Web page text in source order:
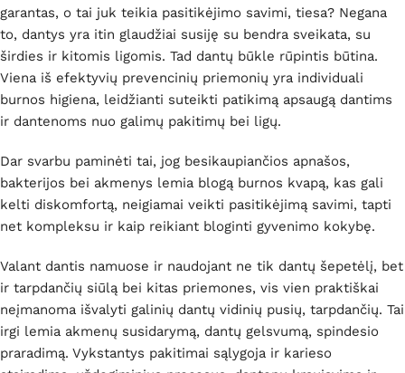
garantas, o tai juk teikia pasitikėjimo savimi, tiesa? Negana
to, dantys yra itin glaudžiai susiję su bendra sveikata, su
širdies ir kitomis ligomis. Tad dantų būkle rūpintis būtina.
Viena iš efektyvių prevencinių priemonių yra individuali
burnos higiena, leidžianti suteikti patikimą apsaugą dantims
ir dantenoms nuo galimų pakitimų bei ligų.
Dar svarbu paminėti tai, jog besikaupiančios apnašos,
bakterijos bei akmenys lemia blogą burnos kvapą, kas gali
kelti diskomfortą, neigiamai veikti pasitikėjimą savimi, tapti
net kompleksu ir kaip reikiant bloginti gyvenimo kokybę.
Valant dantis namuose ir naudojant ne tik dantų šepetėlį, bet
ir tarpdančių siūlą bei kitas priemones, vis vien praktiškai
neįmanoma išvalyti galinių dantų vidinių pusių, tarpdančių. Tai
irgi lemia akmenų susidarymą, dantų gelsvumą, spindesio
praradimą. Vykstantys pakitimai sąlygoja ir karieso